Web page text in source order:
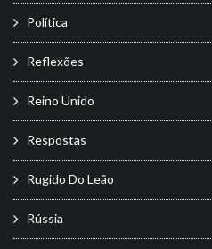
Política
Reflexões
Reino Unido
Respostas
Rugido Do Leão
Rússia